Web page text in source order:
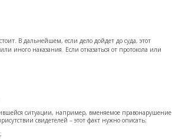
В дальнейшем, если дело дойдет до суда, этот
иного наказания. Если отказаться от протокола или
ситуации, например, вменяемое правонарушение
свидетелей – этот факт нужно описать;